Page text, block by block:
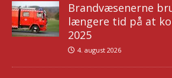
Brandvæsenerne
længere tid på at
2025
4. august 2026